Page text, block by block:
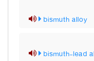
bismuth alloy
bismuth-lead